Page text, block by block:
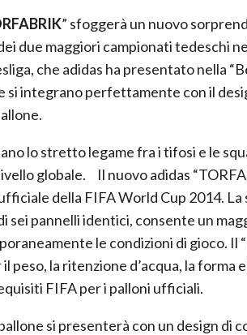
” sfoggerà un nuovo
due maggiori campionati tedeschi
che adidas ha presentato nella
si integrano perfettamente con il
lo stretto legame fra i tifosi e le
globale. Il nuovo adidas
della FIFA World Cup 2014.
sei pannelli identici, consente un
le condizioni di gioco. Il
peso, la ritenzione d’acqua, la forma
FIFA per i palloni ufficiali.
si presenterà con un design di